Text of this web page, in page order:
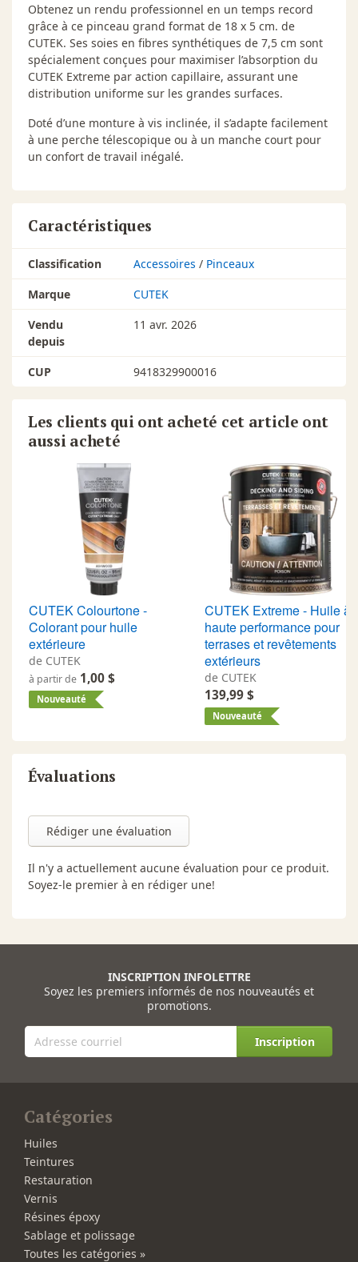
Obtenez un rendu professionnel en un temps record
grâce à ce pinceau grand format de 18 x 5 cm. de
CUTEK. Ses soies en fibres synthétiques de 7,5 cm sont
spécialement conçues pour maximiser l’absorption du
CUTEK Extreme par action capillaire, assurant une
distribution uniforme sur les grandes surfaces.
Doté d’une monture à vis inclinée, il s’adapte facilement
à une perche télescopique ou à un manche court pour
un confort de travail inégalé.
Caractéristiques
Classification Accessoires / Pinceaux
Marque
CUTEK
Vendu
depuis
11 avr. 2026
CUP 9418329900016
Les clients qui ont acheté cet article ont
aussi acheté
CUTEK Colourtone -
Colorant pour huile
extérieure
de CUTEK
à partir de 1,00 $
Nouveauté
CUTEK Extreme - Huile à
haute performance pour
terrases et revêtements
extérieurs
de CUTEK
139,99 $
Nouveauté
Évaluations
Rédiger une évaluation
Il n'y a actuellement aucune évaluation pour ce produit.
Soyez-le premier à en rédiger une!
INSCRIPTION INFOLETTRE
Soyez les premiers informés de nos nouveautés et
promotions.
Inscription
Catégories
Huiles
Teintures
Restauration
Vernis
Résines époxy
Sablage et polissage
Toutes les catégories »